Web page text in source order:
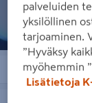
Järjestä
palveluiden
yksilöllinen
tarjoaminen.
”Hyväksy
myöhemmin
Lisätietoja